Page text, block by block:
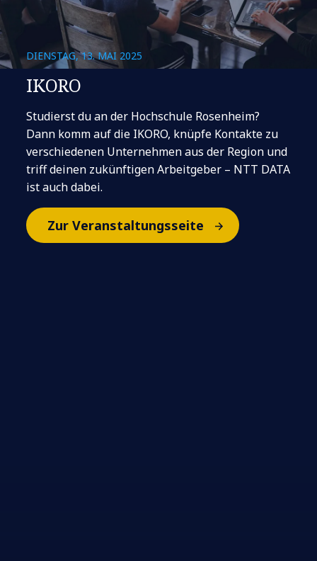
DIENSTAG, 13. MAI 2025
IKORO
Studierst du an der Hochschule Rosenheim?
Dann komm auf die IKORO, knüpfe Kontakte zu
verschiedenen Unternehmen aus der Region und
triff deinen zukünftigen Arbeitgeber – NTT DATA
ist auch dabei.
Zur Veranstaltungsseite